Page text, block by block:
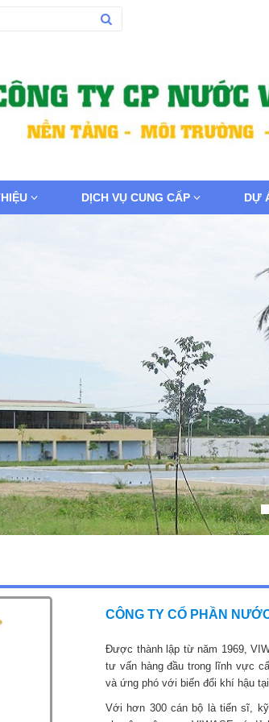
DỊCH VỤ CUNG CẤP DỰ
CÔNG TY CỔ PHẦN
Được thành lập từ năm 1969,
tư vấn hàng đầu trong lĩnh vực
và ứng phó với biến đổi khí hậu
Với hơn 300 cán bộ là tiến sĩ,